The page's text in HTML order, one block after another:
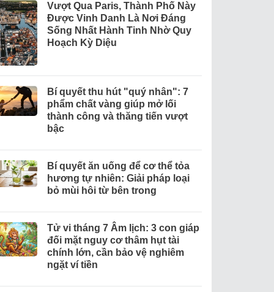
Vượt Qua Paris, Thành Phố Này
Được Vinh Danh Là Nơi Đáng
Sống Nhất Hành Tinh Nhờ Quy
Hoạch Kỳ Diệu
Bí quyết thu hút "quý nhân": 7
phẩm chất vàng giúp mở lối
thành công và thăng tiến vượt
bậc
Bí quyết ăn uống để cơ thể tỏa
hương tự nhiên: Giải pháp loại
bỏ mùi hôi từ bên trong
Tử vi tháng 7 Âm lịch: 3 con giáp
đối mặt nguy cơ thâm hụt tài
chính lớn, cần bảo vệ nghiêm
ngặt ví tiền